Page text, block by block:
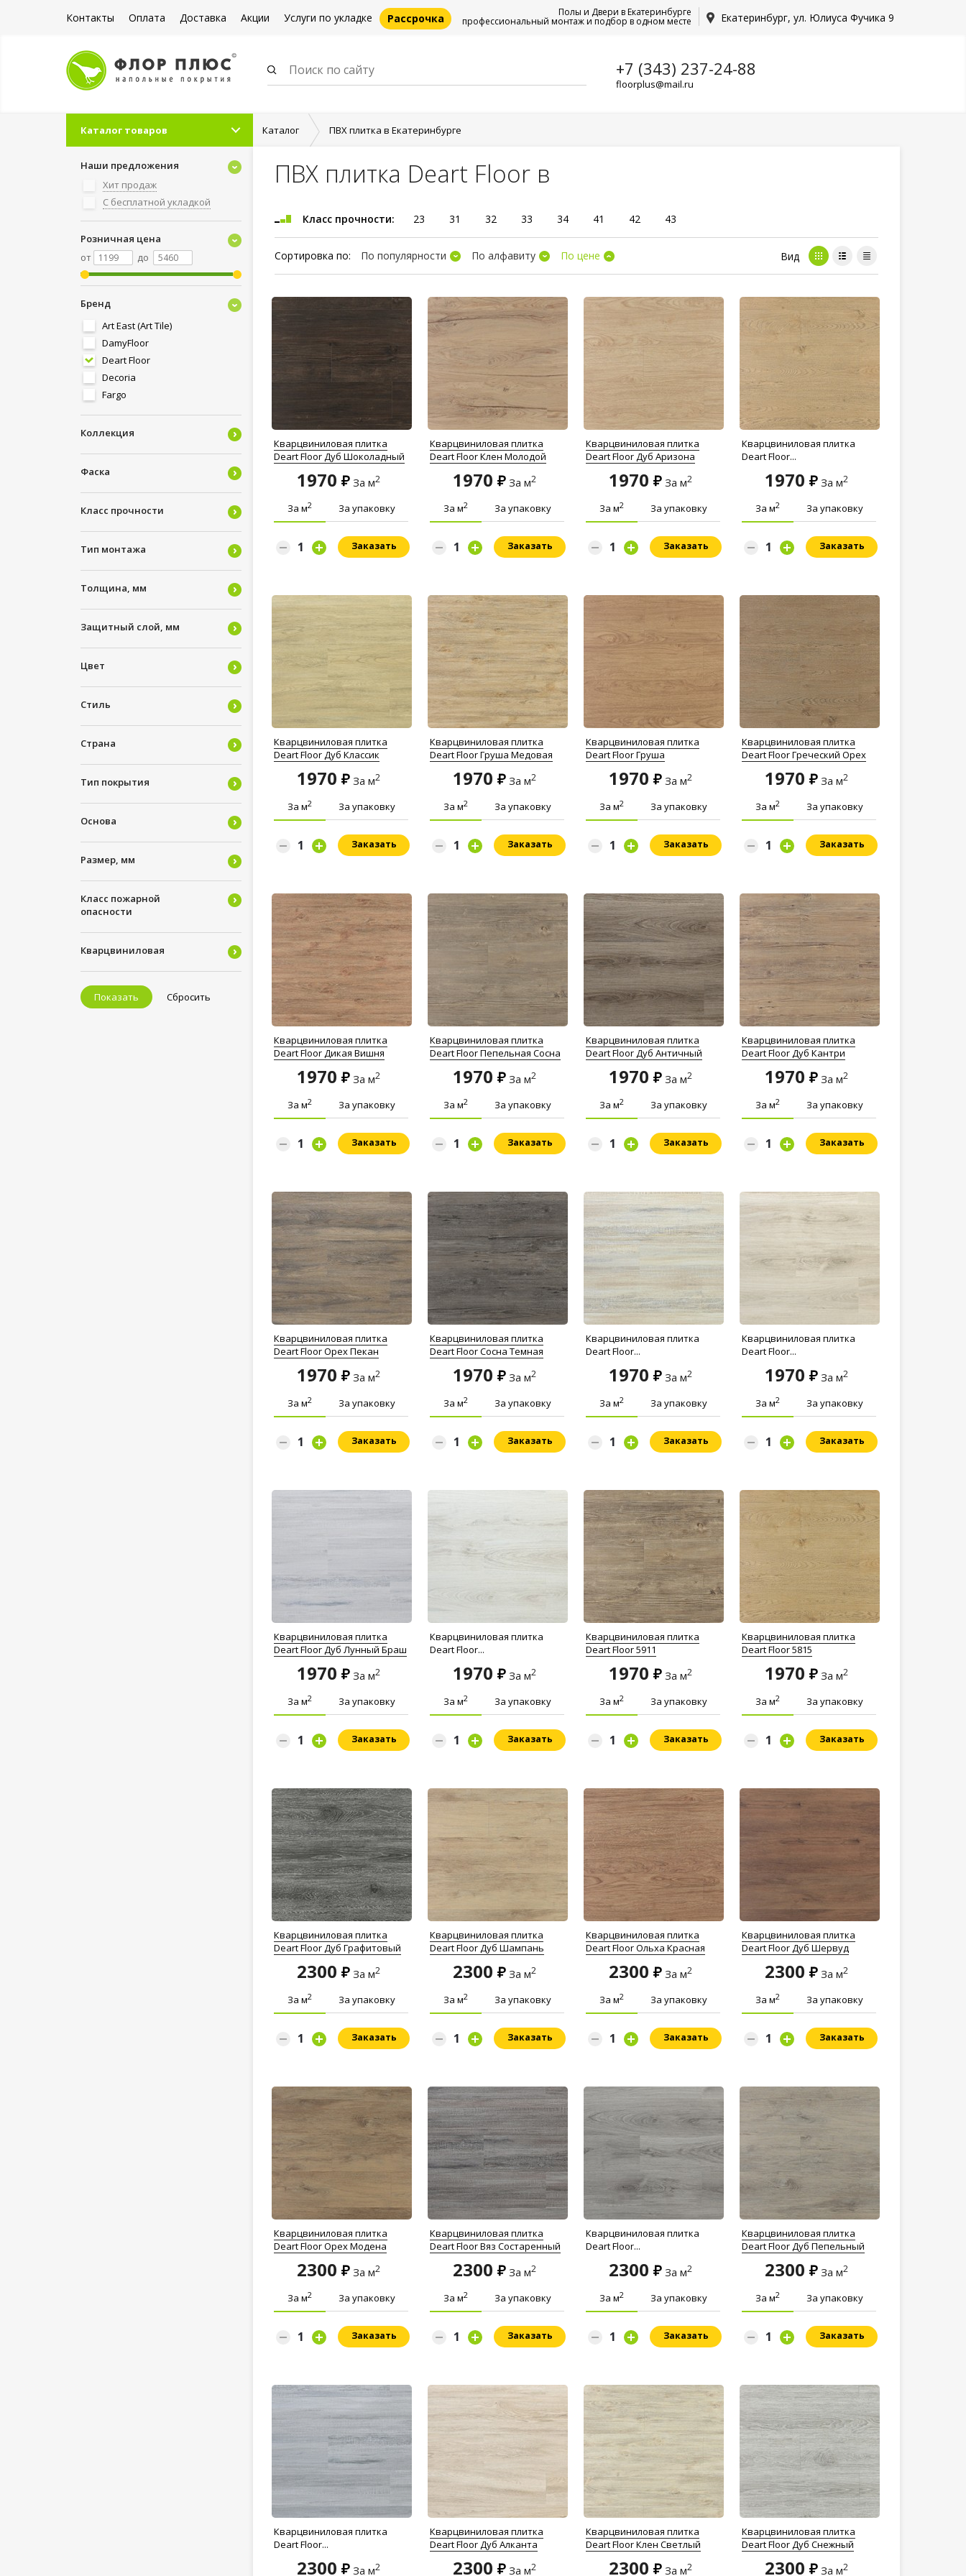
Контакты Оплата Доставка Акции Услуги по укладке Рассрочка Екатеринбург, ул. Юлиуса Фучика 9
Полы и Двери в Екатеринбурге
профессиональный монтаж и подбор в одном месте
+7 (343) 237-24-88
floorplus@mail.ru
Каталог товаров Каталог ПВХ плитка в Екатеринбурге
Наши предложения
Хит продаж
С бесплатной укладкой
Розничная цена
от
до
Бренд
Art East (Art Tile)
DamyFloor
Deart Floor
Decoria
Fargo
Forbo
IVC
Tarkett
Коллекция
Фаска
Класс прочности
Тип монтажа
Толщина, мм
Защитный слой, мм
Цвет
Стиль
Страна
Тип покрытия
Основа
Размер, мм
Класс пожарной
опасности
Кварцвиниловая
Показать Сбросить
ПВХ плитка Deart Floor в
Класс прочности: 23 31 32 33 34 41 42 43
Сортировка по: По популярности По алфавиту По цене Вид
Кварцвиниловая плитка
Deart Floor Дуб Шоколадный
1970 За м2
За м2 За упаковку
Заказать
Кварцвиниловая плитка
Deart Floor Клен Молодой
1970 За м2
За м2 За упаковку
Заказать
Кварцвиниловая плитка
Deart Floor Дуб Аризона
1970 За м2
За м2 За упаковку
Заказать
Кварцвиниловая плитка
Deart Floor...
1970 За м2
За м2 За упаковку
Заказать
Кварцвиниловая плитка
Deart Floor Дуб Классик
1970 За м2
За м2 За упаковку
Заказать
Кварцвиниловая плитка
Deart Floor Груша Медовая
1970 За м2
За м2 За упаковку
Заказать
Кварцвиниловая плитка
Deart Floor Груша
1970 За м2
За м2 За упаковку
Заказать
Кварцвиниловая плитка
Deart Floor Греческий Орех
1970 За м2
За м2 За упаковку
Заказать
Кварцвиниловая плитка
Deart Floor Дикая Вишня
1970 За м2
За м2 За упаковку
Заказать
Кварцвиниловая плитка
Deart Floor Пепельная Сосна
1970 За м2
За м2 За упаковку
Заказать
Кварцвиниловая плитка
Deart Floor Дуб Античный
1970 За м2
За м2 За упаковку
Заказать
Кварцвиниловая плитка
Deart Floor Дуб Кантри
1970 За м2
За м2 За упаковку
Заказать
Кварцвиниловая плитка
Deart Floor Орех Пекан
1970 За м2
За м2 За упаковку
Заказать
Кварцвиниловая плитка
Deart Floor Сосна Темная
1970 За м2
За м2 За упаковку
Заказать
Кварцвиниловая плитка
Deart Floor...
1970 За м2
За м2 За упаковку
Заказать
Кварцвиниловая плитка
Deart Floor...
1970 За м2
За м2 За упаковку
Заказать
Кварцвиниловая плитка
Deart Floor Дуб Лунный Браш
1970 За м2
За м2 За упаковку
Заказать
Кварцвиниловая плитка
Deart Floor...
1970 За м2
За м2 За упаковку
Заказать
Кварцвиниловая плитка
Deart Floor 5911
1970 За м2
За м2 За упаковку
Заказать
Кварцвиниловая плитка
Deart Floor 5815
1970 За м2
За м2 За упаковку
Заказать
Кварцвиниловая плитка
Deart Floor Дуб Графитовый
2300 За м2
За м2 За упаковку
Заказать
Кварцвиниловая плитка
Deart Floor Дуб Шампань
2300 За м2
За м2 За упаковку
Заказать
Кварцвиниловая плитка
Deart Floor Ольха Красная
2300 За м2
За м2 За упаковку
Заказать
Кварцвиниловая плитка
Deart Floor Дуб Шервуд
2300 За м2
За м2 За упаковку
Заказать
Кварцвиниловая плитка
Deart Floor Орех Модена
2300 За м2
За м2 За упаковку
Заказать
Кварцвиниловая плитка
Deart Floor Вяз Состаренный
2300 За м2
За м2 За упаковку
Заказать
Кварцвиниловая плитка
Deart Floor...
2300 За м2
За м2 За упаковку
Заказать
Кварцвиниловая плитка
Deart Floor Дуб Пепельный
2300 За м2
За м2 За упаковку
Заказать
Кварцвиниловая плитка
Deart Floor...
2300 За м2
Кварцвиниловая плитка
Deart Floor Дуб Алканта
2300 За м2
Кварцвиниловая плитка
Deart Floor Клен Светлый
2300 За м2
Кварцвиниловая плитка
Deart Floor Дуб Снежный
2300 За м2